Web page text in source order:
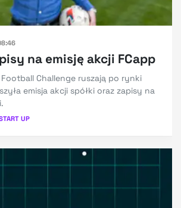
na emisję akcji FCapp
Challenge ruszają po rynki
emisja akcji spółki oraz zapisy na
UP